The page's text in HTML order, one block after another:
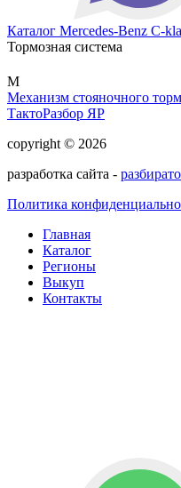
Каталог Mercedes-Benz C-
Тормозная система
М
Механизм стояночного
ТактоРазбор ЯР
copyright © 2026
разработка сайта -
Политика
Главная
Каталог
Регионы
Выкуп
Контакты